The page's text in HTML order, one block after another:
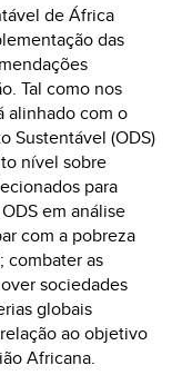
de África
das
Tal como nos
alinhado com o
Sustentável (ODS)
nível sobre
para
em análise
com a pobreza
combater as
sociedades
globais
ao objetivo
Africana.